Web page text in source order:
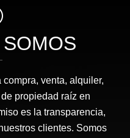
venta, alquiler,
propiedad raíz en
es la transparencia,
clientes. Somos